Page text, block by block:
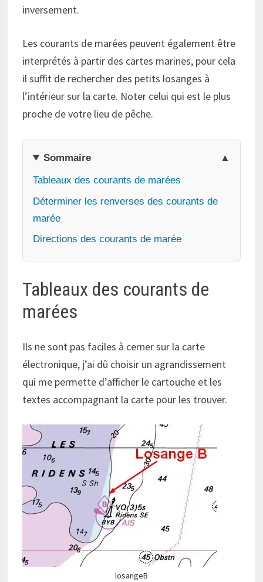
inversement.
Les courants de marées peuvent également être
interprétés à partir des cartes marines, pour cela
il suffit de rechercher des petits losanges à
l’intérieur sur la carte. Noter celui qui est le plus
proche de votre lieu de pêche.
Sommaire
Tableaux des courants de marées
Déterminer les renverses des courants de
marée
Directions des courants de marée
Tableaux des courants de
marées
Ils ne sont pas faciles à cerner sur la carte
électronique, j’ai dû choisir un agrandissement
qui me permette d’afficher le cartouche et les
textes accompagnant la carte pour les trouver.
losangeB